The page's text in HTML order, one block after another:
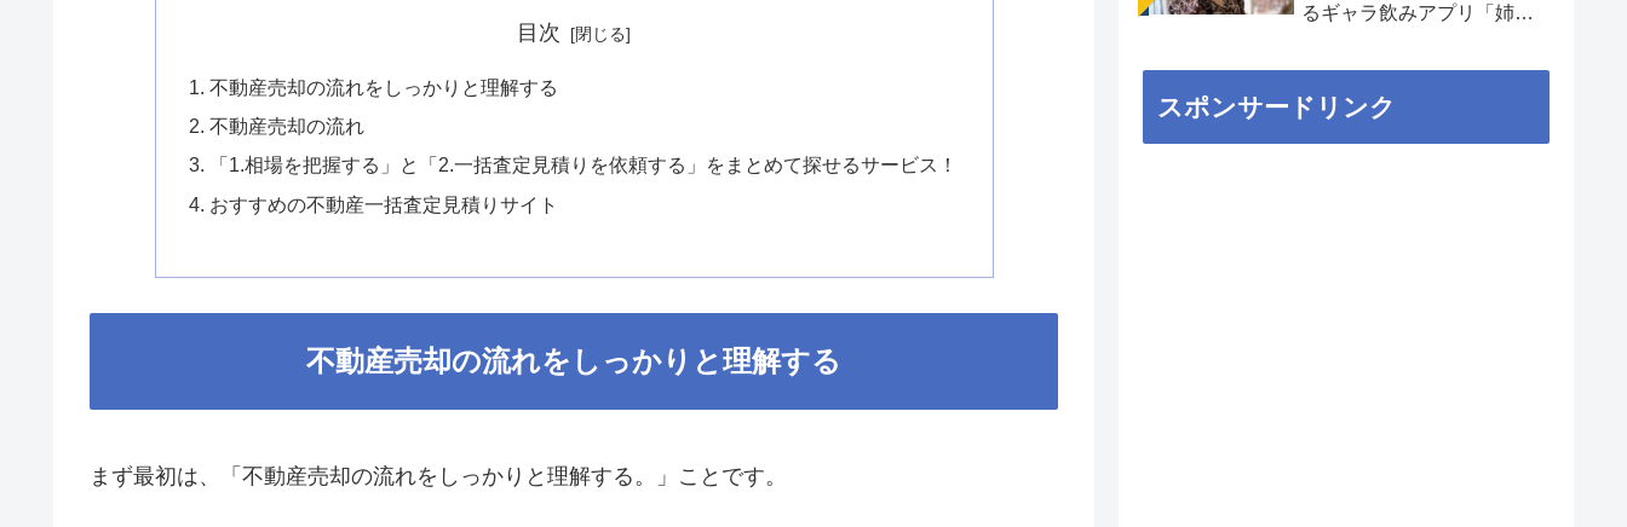
目次
不動産売却の流れをしっかりと理解する
不動産売却の流れ
「1.相場を把握する」と「2.一括査定見積りを依頼する」をまとめて探せるサービス！
おすすめの不動産一括査定見積りサイト
不動産売却の流れをしっかりと理解する
まず最初は、「不動産売却の流れをしっかりと理解する。」ことです。
るギャラ飲みアプリ「姉
スポンサードリンク